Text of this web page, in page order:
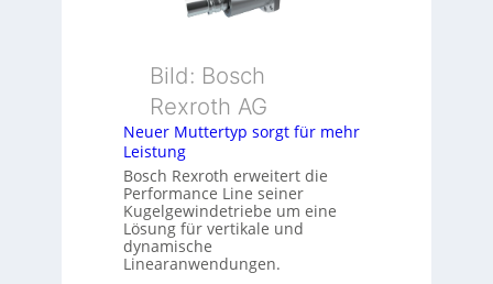
o
m
s
u
n
g
n
g
e
k
m
b
i
i
Bild: Bosch
Rexroth AG
Neuer Muttertyp sorgt für mehr
Leistung
Bosch Rexroth erweitert die
Performance Line seiner
Kugelgewindetriebe um eine
Lösung für vertikale und
dynamische
Linearanwendungen.